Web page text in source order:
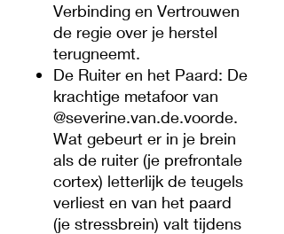
Verbinding en Vertrouwen
de regie over je herstel
terugneemt.
De Ruiter en het Paard: De
krachtige metafoor van
@severine.van.de.voorde.
Wat gebeurt er in je brein
als de ruiter (je prefrontale
cortex) letterlijk de teugels
verliest en van het paard
(je stressbrein) valt tijdens